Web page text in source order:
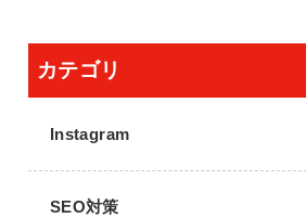
カテゴリ
Instagram
SEO対策